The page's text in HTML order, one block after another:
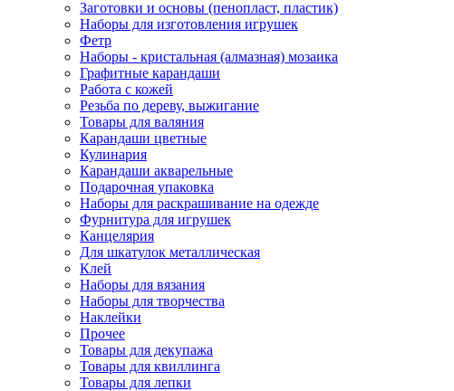
Заготовки и основы (пенопласт, пластик)
Наборы для изготовления игрушек
Фетр
Наборы - кристальная (алмазная) мозаика
Графитные карандаши
Работа с кожей
Резьба по дереву, выжигание
Товары для валяния
Карандаши цветные
Кулинария
Карандаши акварельные
Подарочная упаковка
Наборы для раскрашивание на одежде
Фурнитура для игрушек
Канцелярия
Для шкатулок металлическая
Клей
Наборы для вязания
Наборы для творчества
Наклейки
Прочее
Товары для декупажа
Товары для квиллинга
Товары для лепки